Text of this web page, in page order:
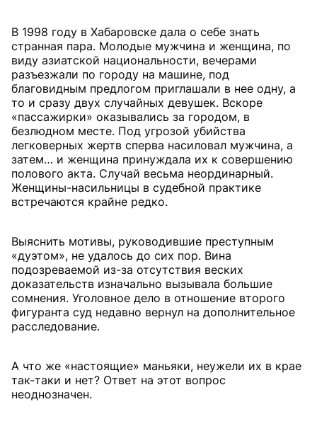
В 1998 году в Хабаровске дала о себе знать
странная пара. Молодые мужчина и женщина, по
виду азиатской национальности, вечерами
разъезжали по городу на машине, под
благовидным предлогом приглашали в нее одну, а
то и сразу двух случайных девушек. Вскоре
«пассажирки» оказывались за городом, в
безлюдном месте. Под угрозой убийства
легковерных жертв сперва насиловал мужчина, а
затем… и женщина принуждала их к совершению
полового акта. Случай весьма неординарный.
Женщины-насильницы в судебной практике
встречаются крайне редко.
Выяснить мотивы, руководившие преступным
«дуэтом», не удалось до сих пор. Вина
подозреваемой из-за отсутствия веских
доказательств изначально вызывала большие
сомнения. Уголовное дело в отношение второго
фигуранта суд недавно вернул на дополнительное
расследование.
А что же «настоящие» маньяки, неужели их в крае
так-таки и нет? Ответ на этот вопрос
неоднозначен.